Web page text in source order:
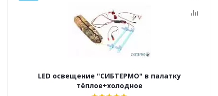
LED освещение "СИБТЕРМО" в палатку
тёплое+холодное